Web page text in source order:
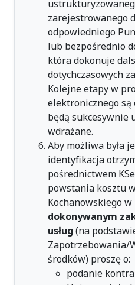
zarejestrowanego
odpowiedniego
lub bezpośrednio
która dokonuje
dotychczasowych
Kolejne etapy w
elektronicznego są
będą sukcesywnie
wdrażane.
Aby możliwa była
identyfikacja
pośrednictwem
powstania kosztu
Kochanowskiego
dokonywanym
usług (na
Zapotrzebowania/
środków) proszę o:
podanie